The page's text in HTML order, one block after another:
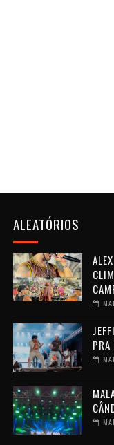
ALEATÓRIOS
PRA